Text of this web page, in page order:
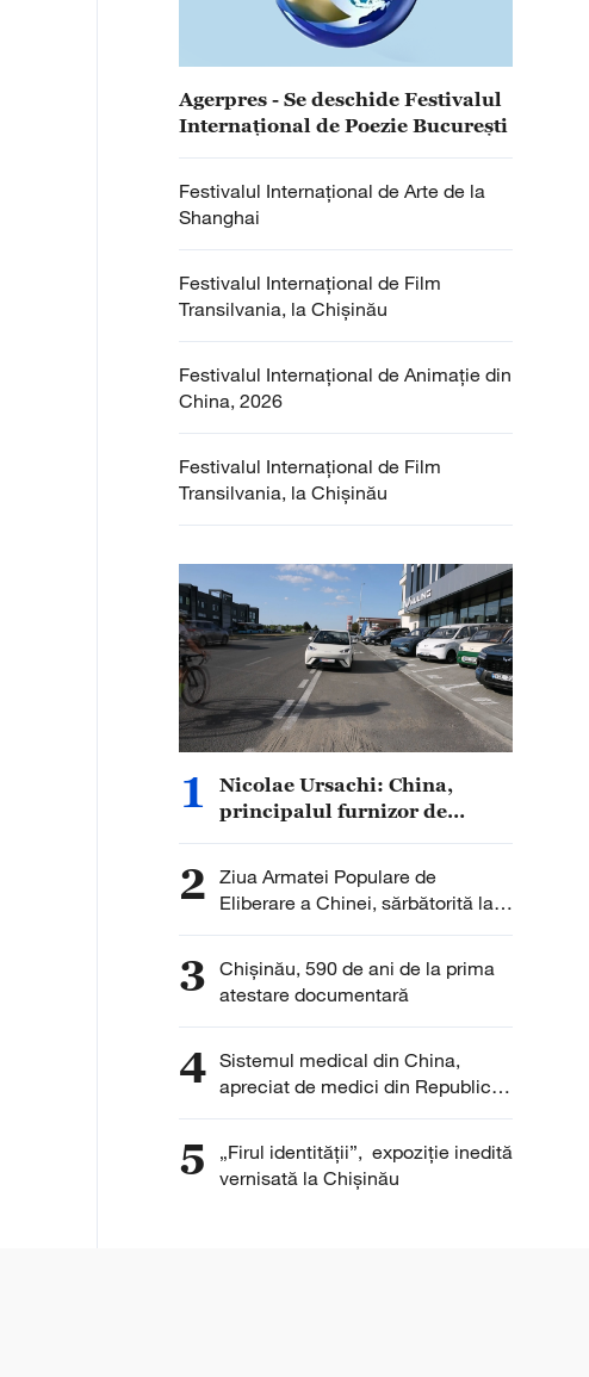
Agerpres - Se deschide Festivalul
Internațional de Poezie București
Festivalul Internațional de Arte de la
Shanghai
Festivalul Internațional de Film
Transilvania, la Chișinău
Festivalul Internațional de Animație din
China, 2026
Festivalul Internațional de Film
Transilvania, la Chișinău
1
Nicolae Ursachi: China,
principalul furnizor de
2 Ziua Armatei Populare de
Eliberare a Chinei, sărbătorită la
Chișinău
3 Chișinău, 590 de ani de la prima
atestare documentară
4 Sistemul medical din China,
apreciat de medici din Republica
Moldova pentru eficiență și
5
„Firul identității”, expoziție inedită
vernisată la Chișinău